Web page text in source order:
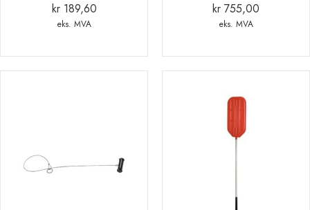
kr189,60
eks. MVA
kr 755,00
eks. MVA